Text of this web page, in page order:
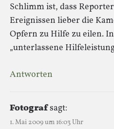
Schlimm ist, dass
Ereignissen lieber die
Opfern zu Hilfe zu eilen.
„unterlassene
Antworten
Fotografsagt:
1. Mai 2009 um 16:03 Uhr